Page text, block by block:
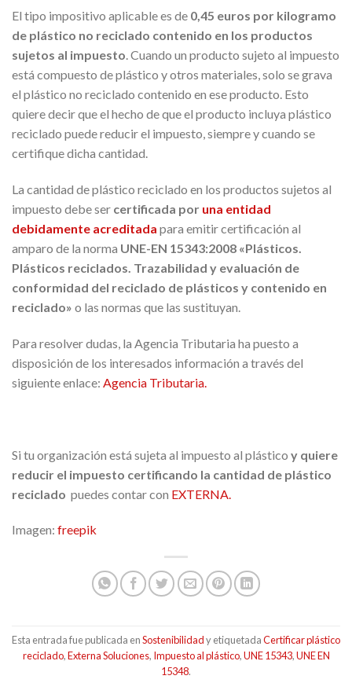
El tipo impositivo aplicable es de 0,45 euros por kilogramo
de plástico no reciclado contenido en los productos
sujetos al impuesto. Cuando un producto sujeto al impuesto
está compuesto de plástico y otros materiales, solo se grava
el plástico no reciclado contenido en ese producto. Esto
quiere decir que el hecho de que el producto incluya plástico
reciclado puede reducir el impuesto, siempre y cuando se
certifique dicha cantidad.
La cantidad de plástico reciclado en los productos sujetos al
impuesto debe ser certificada por una entidad
debidamente acreditada para emitir certificación al
amparo de la norma UNE-EN 15343:2008 «Plásticos.
Plásticos reciclados. Trazabilidad y evaluación de
conformidad del reciclado de plásticos y contenido en
reciclado» o las normas que las sustituyan.
Para resolver dudas, la Agencia Tributaria ha puesto a
disposición de los interesados información a través del
siguiente enlace: Agencia Tributaria.
Si tu organización está sujeta al impuesto al plástico y quiere
reducir el impuesto certificando la cantidad de plástico
reciclado puedes contar con EXTERNA.
Imagen: freepik
Esta entrada fue publicada enSostenibilidady etiquetadaCertificar plástico
reciclado,Externa Soluciones, Impuesto al plástico,UNE 15343,UNE EN
15348.